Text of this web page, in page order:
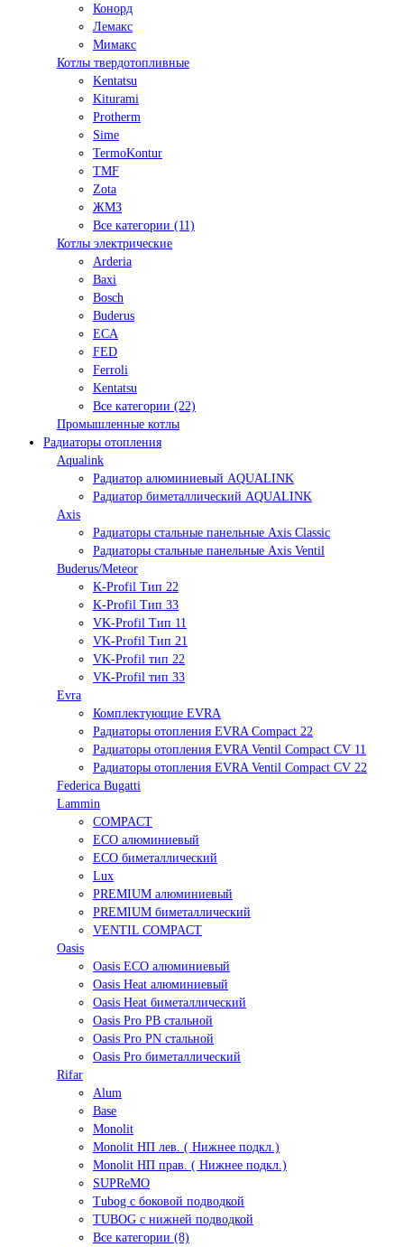
Конорд
Лемакс
Мимакс
Котлы твердотопливные
Kentatsu
Kiturami
Protherm
Sime
TermoKontur
TMF
Zota
ЖМЗ
Все категории (11)
Котлы электрические
Arderia
Baxi
Bosch
Buderus
ECA
FED
Ferroli
Kentatsu
Все категории (22)
Промышленные котлы
Радиаторы отопления
Aqualink
Радиатор алюминиевый AQUALINK
Радиатор биметаллический AQUALINK
Axis
Радиаторы стальные панельные Axis Classic
Радиаторы стальные панельные Axis Ventil
Buderus/Meteor
K-Profil Тип 22
K-Profil Тип 33
VK-Profil Тип 11
VK-Profil Тип 21
VK-Profil тип 22
VK-Profil тип 33
Evra
Комплектующие EVRA
Радиаторы отопления EVRA Compact 22
Радиаторы отопления EVRA Ventil Compact CV 11
Радиаторы отопления EVRA Ventil Compact CV 22
Federica Bugatti
Lammin
COMPACT
ECO алюминиевый
ECO биметаллический
Lux
PREMIUM алюминиевый
PREMIUM биметаллический
VENTIL COMPACT
Oasis
Oasis ECO алюминиевый
Oasis Heat алюминиевый
Oasis Heat биметаллический
Oasis Pro PB стальной
Oasis Pro PN стальной
Oasis Pro биметаллический
Rifar
Alum
Base
Monolit
Monolit НП лев. ( Нижнее подкл.)
Monolit НП прав. ( Нижнее подкл.)
SUPReMO
Tubog с боковой подводкой
TUBOG с нижней подводкой
Все категории (8)